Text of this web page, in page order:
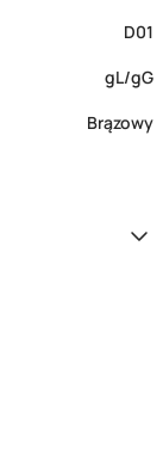
D01
gL/gG
Brązowy